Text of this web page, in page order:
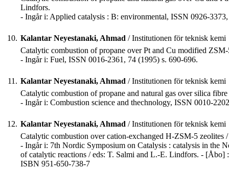
Lindfors.
- Ingår i: Applied catalysis : B: environmental, ISSN 0926-
10. Kalantar Neyestanaki, Ahmad / Institutionen för teknisk kemi
Catalytic combustion of propane over Pt and Cu modified
- Ingår i: Fuel, ISSN 0016-2361, 74 (1995) s. 690-696.
11. Kalantar Neyestanaki, Ahmad / Institutionen för teknisk kemi
Catalytic combustion of propane and natural gas over silica
- Ingår i: Combustion science and thechnology, ISSN 0010-
12. Kalantar Neyestanaki, Ahmad / Institutionen för teknisk kemi
Catalytic combustion over cation-exchanged H-ZSM-5
- Ingår i: 7th Nordic Symposium on Catalysis : catalysis in the
of catalytic reactions / eds: T. Salmi and L.-E. Lindfors. -
ISBN 951-650-738-7